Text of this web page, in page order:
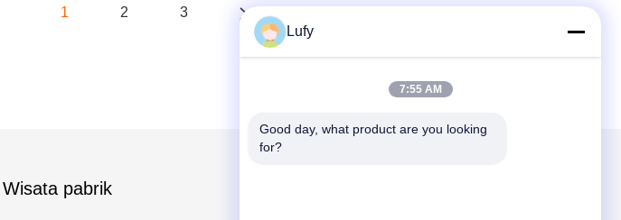
1 2 3
Wisata pabrik
Lufy
7:55 AM
Good day, what product are you looking
for?